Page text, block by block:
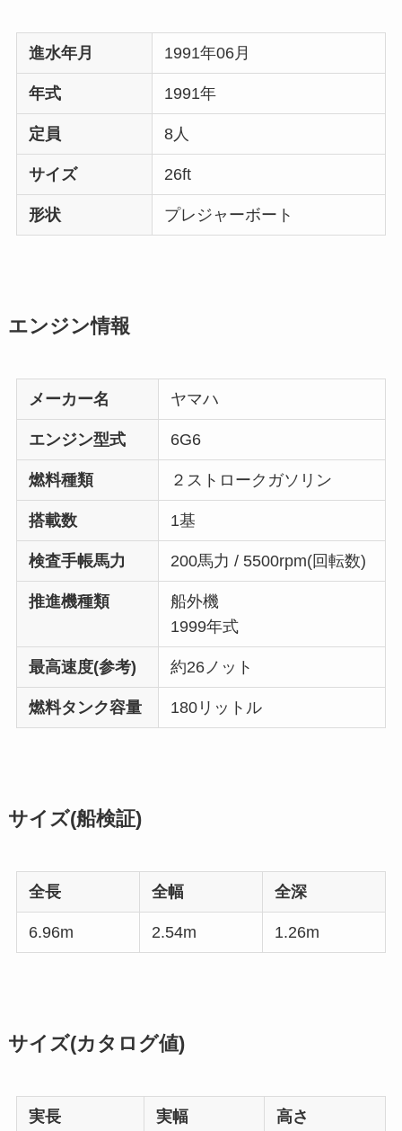
進水年月 1991年06月
年式 1991年
定員 8人
サイズ 26ft
形状 プレジャーボート
エンジン情報
メーカー名 ヤマハ
エンジン型式 6G6
燃料種類 ２ストロークガソリン
搭載数 1基
検査手帳馬力 200馬力 / 5500rpm(回転数)
推進機種類
船外機
1999年式
最高速度(参考) 約26ノット
燃料タンク容量 180リットル
サイズ(船検証)
全長 全幅 全深
6.96m 2.54m 1.26m
サイズ(カタログ値)
実長 実幅 高さ